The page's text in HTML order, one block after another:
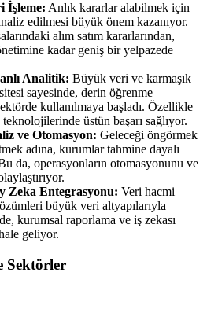
İşleme: Anlık kararlar alabilmek için
edilmesi büyük önem kazanıyor.
alım satım kararlarından,
kadar geniş bir yelpazede
Analitik: Büyük veri ve karmaşık
sayesinde, derin öğrenme
kullanılmaya başladı. Özellikle
üstün başarı sağlıyor.
ve Otomasyon: Geleceği öngörmek
adına, kurumlar tahmine dayalı
da, operasyonların otomasyonunu ve
Zeka Entegrasyonu: Veri hacmi
büyük veri altyapılarıyla
kurumsal raporlama ve iş zekası
geliyor.
Sektörler